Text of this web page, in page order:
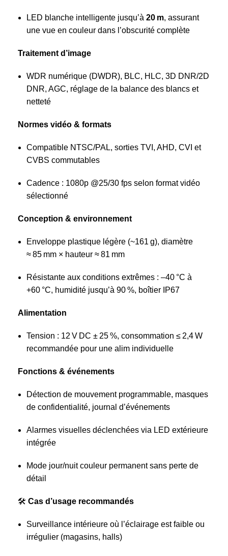
LED blanche intelligente jusqu’à 20 m, assurant
une vue en couleur dans l’obscurité complète
Traitement d’image
WDR numérique (DWDR), BLC, HLC, 3D DNR/2D
DNR, AGC, réglage de la balance des blancs et
netteté
Normes vidéo & formats
Compatible NTSC/PAL, sorties TVI, AHD, CVI et
CVBS commutables
Cadence : 1080p @25/30 fps selon format vidéo
sélectionné
Conception & environnement
Enveloppe plastique légère (~161 g), diamètre
≈ 85 mm × hauteur ≈ 81 mm
Résistante aux conditions extrêmes : –40 °C à
+60 °C, humidité jusqu’à 90 %, boîtier IP67
Alimentation
Tension : 12 V DC ± 25 %, consommation ≤ 2,4 W
recommandée pour une alim individuelle
Fonctions & événements
Détection de mouvement programmable, masques
de confidentialité, journal d’événements
Alarmes visuelles déclenchées via LED extérieure
intégrée
Mode jour/nuit couleur permanent sans perte de
détail
🛠️ Cas d’usage recommandés
Surveillance intérieure où l’éclairage est faible ou
irrégulier (magasins, halls)